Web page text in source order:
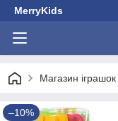
MerryKids
Магазин іграшок
–10%